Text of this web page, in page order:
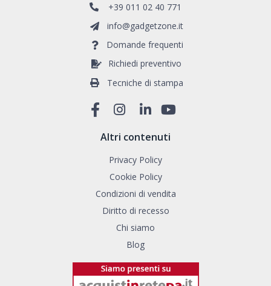
+39 011 02 40 771
info@gadgetzone.it
Domande frequenti
Richiedi preventivo
Tecniche di stampa
Altri contenuti
Privacy Policy
Cookie Policy
Condizioni di vendita
Diritto di recesso
Chi siamo
Blog